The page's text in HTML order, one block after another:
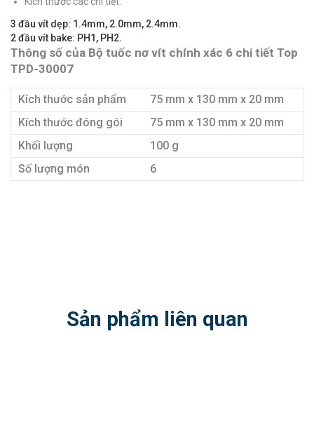
3 đầu vít dẹp: 1.4mm, 2.0mm, 2.4mm.
2 đầu vít bake: PH1, PH2.
Thông số của Bộ tuốc nơ vít chính xác 6 chi tiết Top
TPD-30007
Kích thước sản phẩm
75 mm x 130 mm x 20 mm
Kích thước đóng gói
75 mm x 130 mm x 20 mm
Khối lượng
100 g
Số lượng món
6
Sản phẩm liên quan